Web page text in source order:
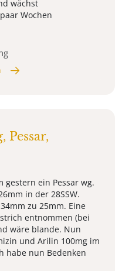
wächst
Wochen
gestern ein Pessar wg.
in der 28SSW.
zu 25mm. Eine
entnommen (bei
wäre blande. Nun
und Arilin 100mg im
habe nun Bedenken